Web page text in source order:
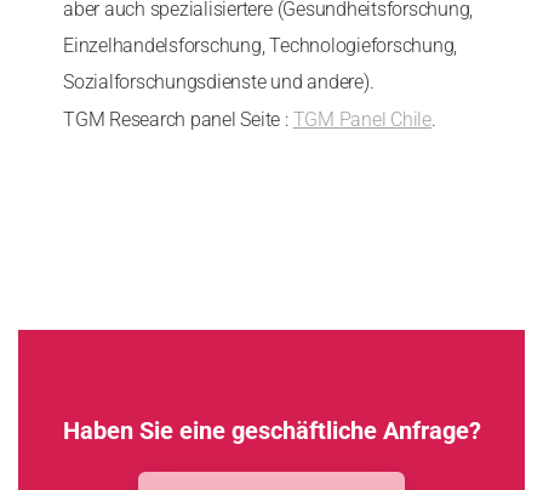
aber auch spezialisiertere (Gesundheitsforschung,
Einzelhandelsforschung, Technologieforschung,
Sozialforschungsdienste und andere).
TGM Research panel Seite : TGM Panel Chile.
Haben Sie eine geschäftliche Anfrage?